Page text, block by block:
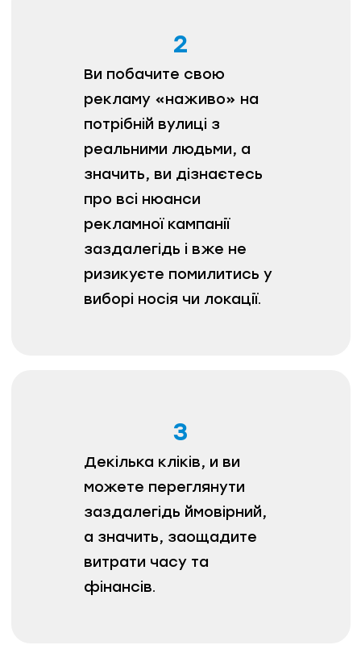
2
Ви побачите свою
рекламу «наживо» на
потрібній вулиці з
реальними людьми, a
значить, ви дізнаєтесь
про всі нюанси
рекламної кампанії
заздалегідь і вже не
ризикуєте помилитись у
виборі носія чи локації.
3
Декілька кліків, и ви
можете переглянути
заздалегідь ймовірний,
а значить, заощадите
витрати часу та
фінансів.